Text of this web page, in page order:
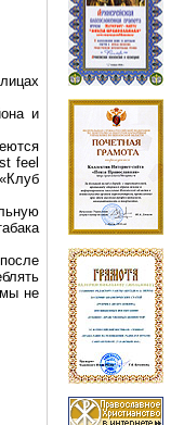
и
feel
после
не